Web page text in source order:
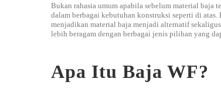
Bukan rahasia umum apabila sebelum material
dalam berbagai kebutuhan konstruksi seperti di
menjadikan material baja menjadi alternatif
lebih beragam dengan berbagai jenis pilihan yang
Apa Itu Baja WF?